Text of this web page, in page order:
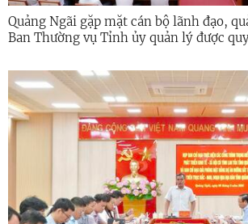
Quảng Ngãi gặp mặt cán bộ lãnh đạo,
Ban Thường vụ Tỉnh ủy quản lý được